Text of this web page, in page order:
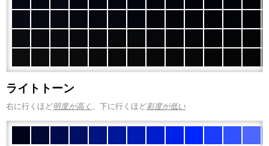
ライトトーン
右に行くほど明度が高く 、下に行くほど彩度が低い